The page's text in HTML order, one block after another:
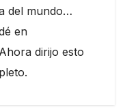
del mundo…
en
dirijo esto